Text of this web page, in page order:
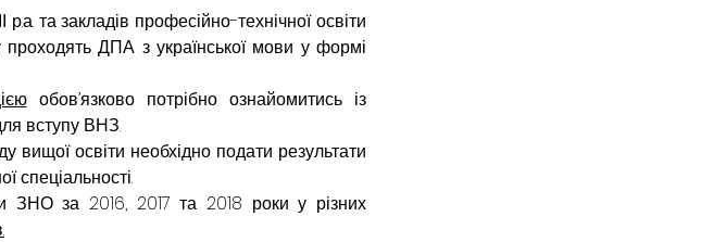
та закладів професійно-технічної освіти
ДПА з української мови у формі
вступу ВНЗ.
вищої освіти необхідно подати результати
спеціальності.
ЗНО за 2016, 2017 та 2018 роки у різних